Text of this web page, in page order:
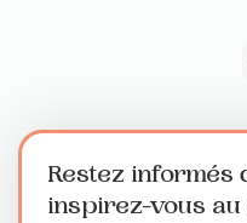
Restez informés
inspirez-vous